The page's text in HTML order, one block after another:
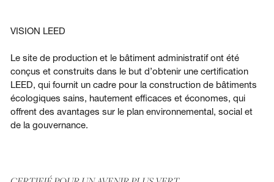
VISION LEED
Le site de production et le bâtiment administratif ont été
conçus et construits dans le but d’obtenir une certification
LEED, qui fournit un cadre pour la construction de bâtiments
écologiques sains, hautement efficaces et économes, qui
offrent des avantages sur le plan environnemental, social et
de la gouvernance.